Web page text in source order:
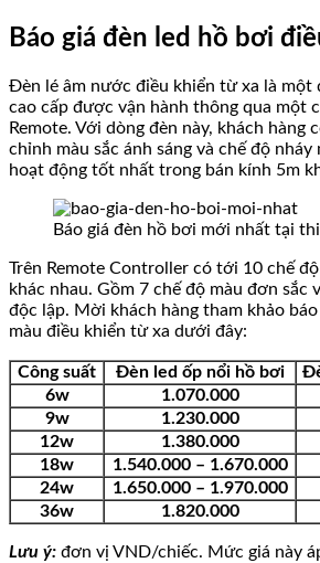
Báo giá đèn led hồ bơi
Đèn lé âm nước điều khiển từ xa là một
cao cấp được vận hành thông qua một
Remote. Với dòng đèn này, khách hàng
chỉnh màu sắc ánh sáng và chế độ nháy
hoạt động tốt nhất trong bán kính 5m
Báo giá đèn hồ bơi mới nhất tại
Trên Remote Controller có tới 10 chế
khác nhau. Gồm 7 chế độ màu đơn sắc
độc lập. Mời khách hàng tham khảo
màu điều khiển từ xa dưới đây:
Công suất Đèn led ốp nổi hồ bơi
6w
1.070.000
9w
1.230.000
12w
1.380.000
18w
1.540.000 – 1.670.000
24w
1.650.000 – 1.970.000
36w
1.820.000
Lưu ý: đơn vị VND/chiếc. Mức giá này